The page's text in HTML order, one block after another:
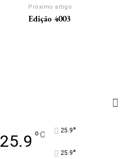
Próximo artigo
Edição 4003
25.9 °C 25.9°
25.9°